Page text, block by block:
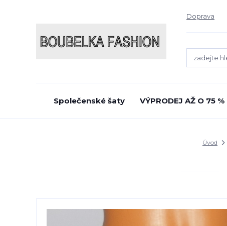
Doprava
Společenské šaty VÝPRODEJ AŽ O 75 %
Úvod